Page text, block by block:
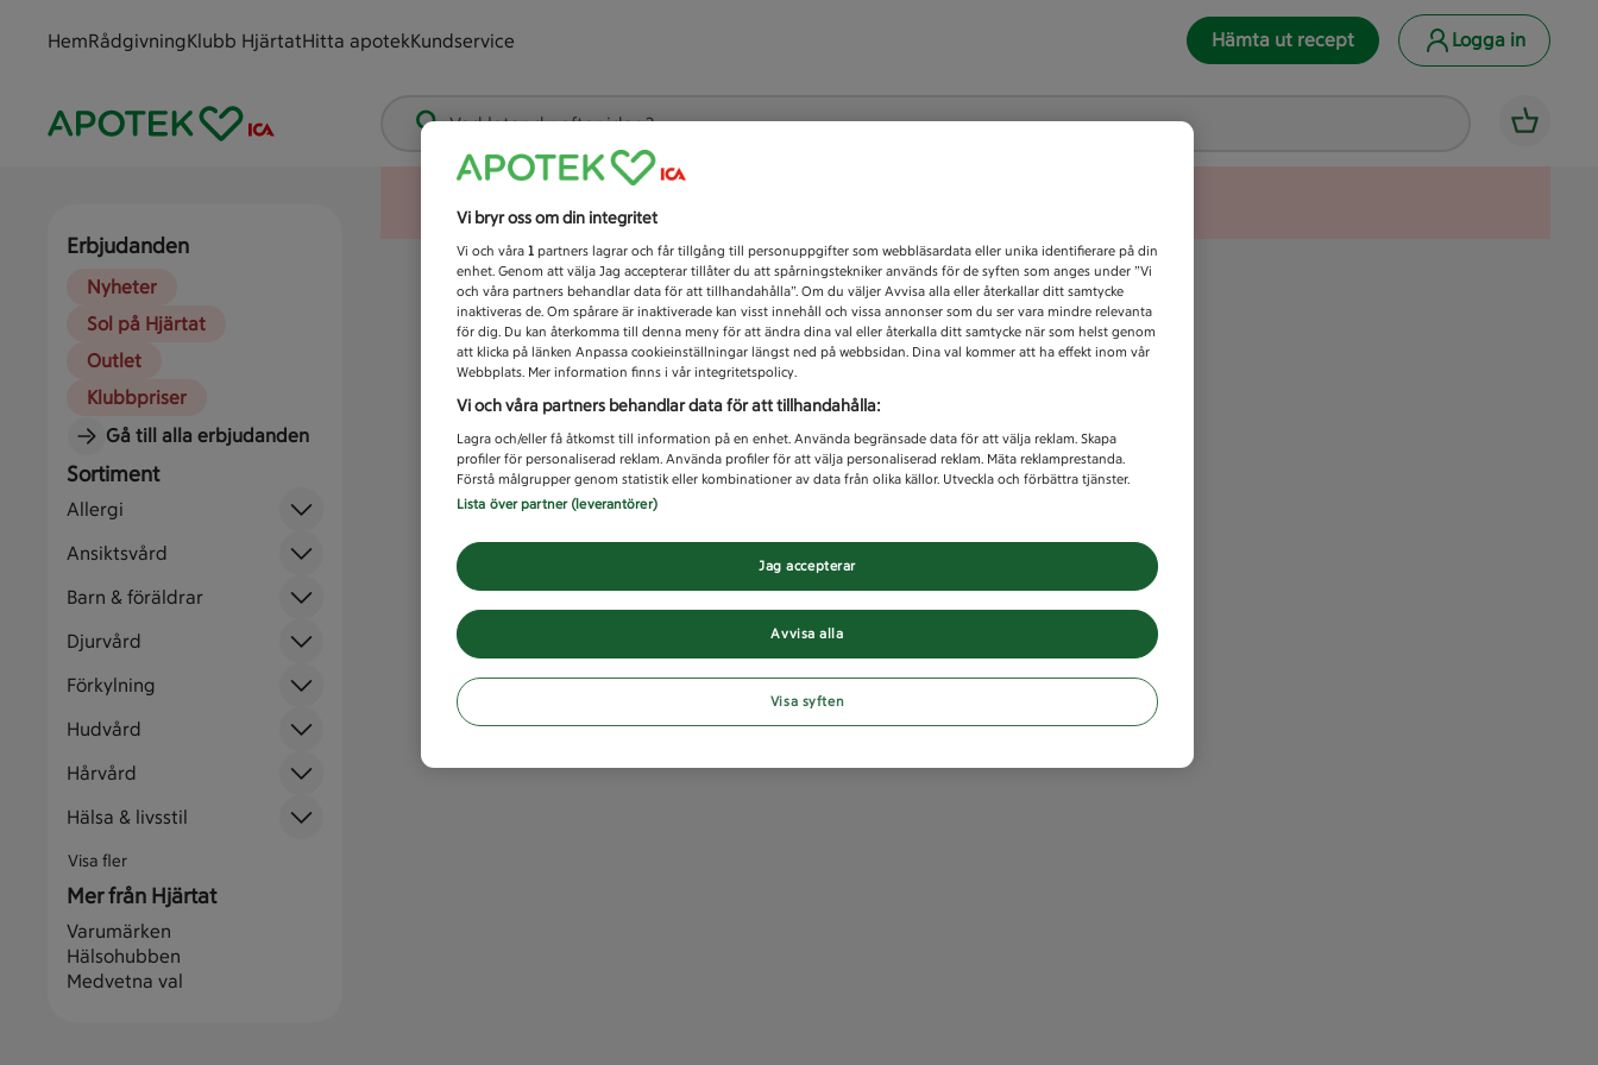
HemRådgivningKlubb HjärtatHitta apotekKundservice Hämta ut recept Logga in
Vad letar du efter idag?
Erbjudanden
Nyheter
Sol på Hjärtat
Outlet
Klubbpriser
Gå till alla erbjudanden
Sortiment
Allergi
Ansiktsvård
Barn & föräldrar
Djurvård
Förkylning
Hudvård
Hårvård
Hälsa & livsstil
Visa fler
Mer från Hjärtat
Varumärken
Hälsohubben
Medvetna val
Vi bryr oss om din integritet
Vi och våra 1 partners lagrar och får tillgång till personuppgifter som webbläsardata eller unika identifierare på din
enhet. Genom att välja Jag accepterar tillåter du att spårningstekniker används för de syften som anges under ”Vi
och våra partners behandlar data för att tillhandahålla”. Om du väljer Avvisa alla eller återkallar ditt samtycke
inaktiveras de. Om spårare är inaktiverade kan visst innehåll och vissa annonser som du ser vara mindre relevanta
för dig. Du kan återkomma till denna meny för att ändra dina val eller återkalla ditt samtycke när som helst genom
att klicka på länken Anpassa cookieinställningar längst ned på webbsidan. Dina val kommer att ha effekt inom vår
Webbplats. Mer information finns i vår integritetspolicy.
Vi och våra partners behandlar data för att tillhandahålla:
Lagra och/eller få åtkomst till information på en enhet. Använda begränsade data för att välja reklam. Skapa
profiler för personaliserad reklam. Använda profiler för att välja personaliserad reklam. Mäta reklamprestanda.
Förstå målgrupper genom statistik eller kombinationer av data från olika källor. Utveckla och förbättra tjänster.
Lista över partner (leverantörer)
Avvisa alla
Jag accepterar
Visa syften